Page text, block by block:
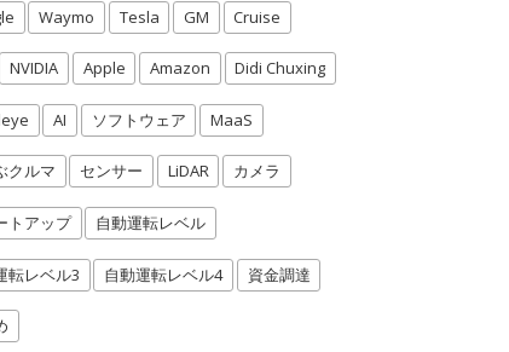
Waymo Tesla GM Cruise
NVIDIA Apple Amazon Didi Chuxing
AI ソフトウェア MaaS
クルマ センサー LiDAR カメラ
トアップ 自動運転レベル
転レベル3 自動運転レベル4 資金調達